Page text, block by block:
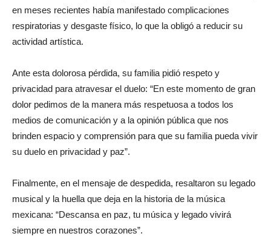
en meses recientes había manifestado complicaciones
respiratorias y desgaste físico, lo que la obligó a reducir su
actividad artística.
Ante esta dolorosa pérdida, su familia pidió respeto y
privacidad para atravesar el duelo: “En este momento de gran
dolor pedimos de la manera más respetuosa a todos los
medios de comunicación y a la opinión pública que nos
brinden espacio y comprensión para que su familia pueda vivir
su duelo en privacidad y paz”.
Finalmente, en el mensaje de despedida, resaltaron su legado
musical y la huella que deja en la historia de la música
mexicana: “Descansa en paz, tu música y legado vivirá
siempre en nuestros corazones”.